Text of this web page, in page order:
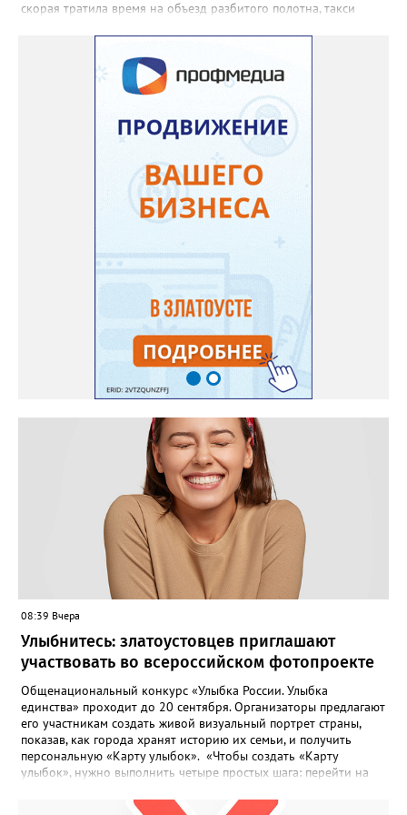
скорая тратила время на объезд разбитого полотна, такси
однажды реанимация не смогла добраться до больного.
Жители писали в администрацию города и другие инстанции,
пытались ремонтировать дорогу своими силами – всё тщетно»,
– рассказали в ОНФ. Общественники подчеркнули: именно
они добились, чтобы участок разровняли и отсыпали. Для
этого потребовалось обратиться в мэрию Златоуста.
08:39 Вчера
Улыбнитесь: златоустовцев приглашают
участвовать во всероссийском фотопроекте
Общенациональный конкурс «Улыбка России. Улыбка
единства» проходит до 20 сентября. Организаторы предлагают
его участникам создать живой визуальный портрет страны,
показав, как города хранят историю их семьи, и получить
персональную «Карту улыбок». «Чтобы создать «Карту
улыбок», нужно выполнить четыре простых шага: перейти на
улыбок»; загрузить фотографию с улыбкой – подойдёт портрет